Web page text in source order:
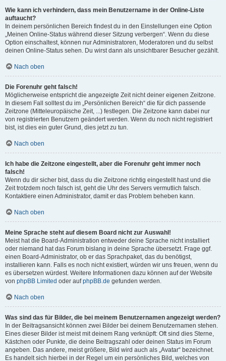
Wie kann ich verhindern, dass mein Benutzername in der Online-Liste
auftaucht?
In deinem persönlichen Bereich findest du in den Einstellungen eine Option
„Meinen Online-Status während dieser Sitzung verbergen“. Wenn du diese
Option einschaltest, können nur Administratoren, Moderatoren und du selbst
deinen Online-Status sehen. Du wirst dann als unsichtbarer Besucher gezählt.
Nach oben
Die Forenuhr geht falsch!
Möglicherweise entspricht die angezeigte Zeit nicht deiner eigenen Zeitzone.
In diesem Fall solltest du im „Persönlichen Bereich“ die für dich passende
Zeitzone (Mitteleuropäische Zeit, ...) festlegen. Die Zeitzone kann dabei nur
von registrierten Benutzern geändert werden. Wenn du noch nicht registriert
bist, ist dies ein guter Grund, dies jetzt zu tun.
Nach oben
Ich habe die Zeitzone eingestellt, aber die Forenuhr geht immer noch
falsch!
Wenn du dir sicher bist, dass du die Zeitzone richtig eingestellt hast und die
Zeit trotzdem noch falsch ist, geht die Uhr des Servers vermutlich falsch.
Kontaktiere einen Administrator, damit er das Problem beheben kann.
Nach oben
Meine Sprache steht auf diesem Board nicht zur Auswahl!
Meist hat die Board-Administration entweder deine Sprache nicht installiert
oder niemand hat das Forum bislang in deine Sprache übersetzt. Frage ggf.
einen Board-Administrator, ob er das Sprachpaket, das du benötigst,
installieren kann. Falls es noch nicht existiert, würden wir uns freuen, wenn du
es übersetzen würdest. Weitere Informationen dazu können auf der Website
von phpBB Limited oder aufphpBB.de gefunden werden.
Nach oben
Was sind das für Bilder, die bei meinem Benutzernamen angezeigt werden?
In der Beitragsansicht können zwei Bilder bei deinem Benutzernamen stehen.
Eines dieser Bilder ist meist mit deinem Rang verknüpft: Oft sind dies Sterne,
Kästchen oder Punkte, die deine Beitragszahl oder deinen Status im Forum
angeben. Das andere, meist größere, Bild wird auch als „Avatar“ bezeichnet.
Es handelt sich hierbei in der Regel um ein persönliches Bild, welches von